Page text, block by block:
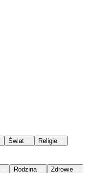
Świat
Religie
Rodzina
Zdrowie